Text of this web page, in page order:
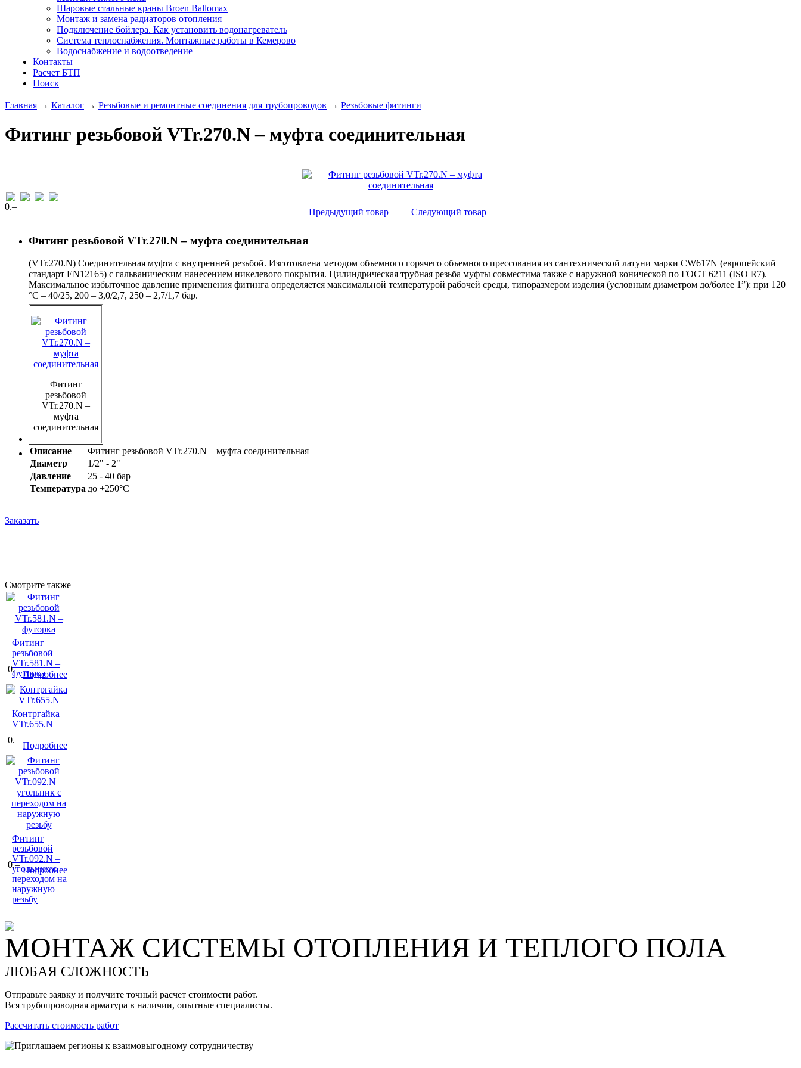
Шаровые стальные краны Broen Ballomax
Монтаж и замена радиаторов отопления
Подключение бойлера. Как установить водонагреватель
Система теплоснабжения. Монтажные работы в Кемерово
Водоснабжение и водоотведение
Контакты
Расчет БТП
Поиск
Главная → Каталог → Резьбовые и ремонтные соединения для трубопроводов → Резьбовые фитинги
Фитинг резьбовой VTr.270.N – муфта соединительная
Предыдущий товар Следующий товар
0.–
Фитинг резьбовой VTr.270.N – муфта соединительная
(VTr.270.N) Соединительная муфта с внутренней резьбой. Изготовлена методом объемного горячего объемного прессования из сантехнической латуни марки CW617N (европейский
стандарт EN12165) с гальваническим нанесением никелевого покрытия. Цилиндрическая трубная резьба муфты совместима также с наружной конической по ГОСТ 6211 (ISO R7).
Максимальное избыточное давление применения фитинга определяется максимальной температурой рабочей среды, типоразмером изделия (условным диаметром до/более 1”): при 120
°С – 40/25, 200 – 3,0/2,7, 250 – 2,7/1,7 бар.
Фитинг
резьбовой
VTr.270.N –
муфта
соединительная
Описание
Фитинг резьбовой VTr.270.N – муфта соединительная
Диаметр
1/2" - 2"
Давление
25 - 40 бар
Температура до +250°C
Заказать
Смотрите также
Фитинг
резьбовой
VTr.581.N –
футорка
0.–
Подробнее
Контргайка
VTr.655.N
0.–
Подробнее
Фитинг
резьбовой
VTr.092.N –
угольник с
переходом на
наружную
резьбу
0.–
Подробнее
МОНТАЖ СИСТЕМЫ ОТОПЛЕНИЯ И ТЕПЛОГО ПОЛА
ЛЮБАЯ СЛОЖНОСТЬ
Отправьте заявку и получите точный расчет стоимости работ.
Вся трубопроводная арматура в наличии, опытные специалисты.
Рассчитать стоимость работ